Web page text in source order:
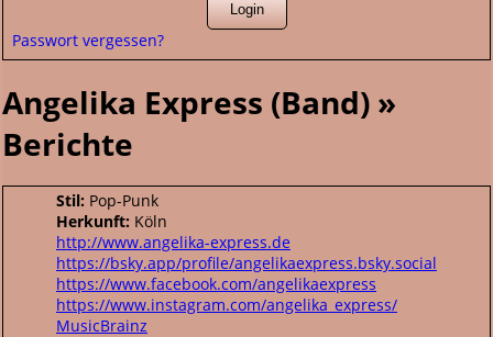
Passwort vergessen?
Angelika Express (Band) »
Berichte
Stil: Pop-Punk
Herkunft: Köln
http://www.angelika-express.de
https://bsky.app/profile/angelikaexpress.bsky.social
https://www.facebook.com/angelikaexpress
https://www.instagram.com/angelika_express/
MusicBrainz